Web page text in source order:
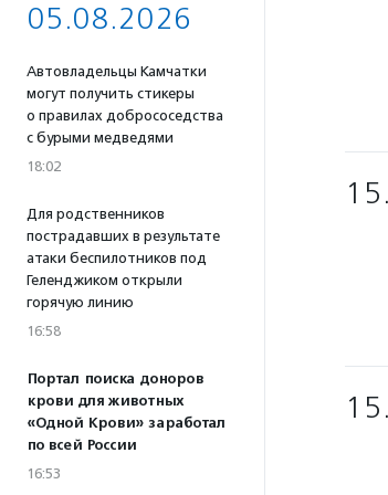
05.08.2026
Автовладельцы Камчатки
могут получить стикеры
о правилах добрососедства
с бурыми медведями
18:02
Для родственников
пострадавших в результате
атаки беспилотников под
Геленджиком открыли
горячую линию
16:58
Портал поиска доноров
крови для животных
«Одной Крови» заработал
по всей России
16:53